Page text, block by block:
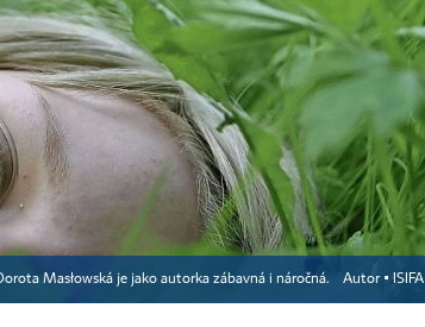
Masłowská je jako autorka zábavná i náročná. Autor ▪ ISIFA